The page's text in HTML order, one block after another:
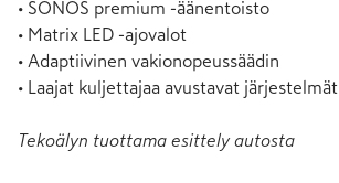
• SONOS premium -äänentoisto
• Matrix LED -ajovalot
• Adaptiivinen vakionopeussäädin
• Laajat kuljettajaa avustavat järjestelmät
Tekoälyn tuottama esittely autosta